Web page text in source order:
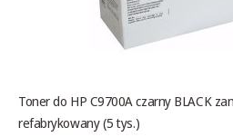
Toner do HP C9700A czarny BLACK
refabrykowany (5 tys.)